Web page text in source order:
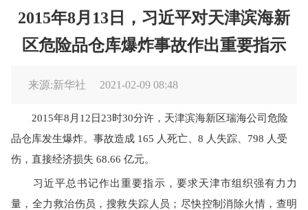
2015年8月13日，习近平对天津滨海新
区危险品仓库爆炸事故作出重要指示
来源:新华社 2021-02-09 08:48
2015年8月12日23时30分许，天津滨海新区瑞海公司危险
品仓库发生爆炸。事故造成 165 人死亡、8 人失踪、798 人受
伤，直接经济损失 68.66 亿元。
习近平总书记作出重要指示，要求天津市组织强有力力
量，全力救治伤员，搜救失踪人员；尽快控制消除火情，查明